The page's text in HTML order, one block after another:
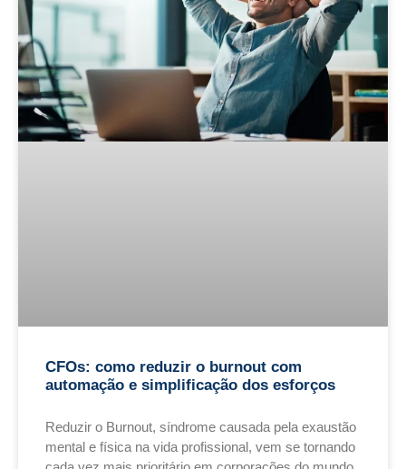
CFOs: como reduzir o burnout com
automação e simplificação dos esforços
Reduzir o Burnout, síndrome causada pela exaustão
mental e física na vida profissional, vem se tornando